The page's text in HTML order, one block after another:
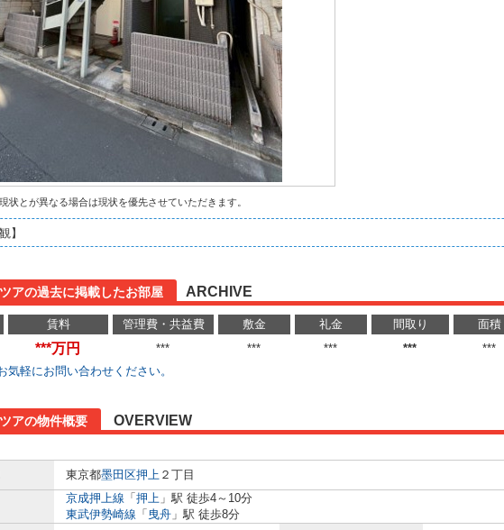
状とが異なる場合は現状を優先させていただきます。
】
アの過去に掲載したお部屋 ARCHIVE
賃料 管理費・共益費 敷金 礼金 間取り 面積
***万円 *** *** *** *** ***
気軽にお問い合わせください。
アの物件概要 OVERVIEW
東京都墨田区押上 ２丁目
京成押上線 「 押上 」駅 徒歩4～10分
東武伊勢崎線 「 曳舟 」駅 徒歩8分